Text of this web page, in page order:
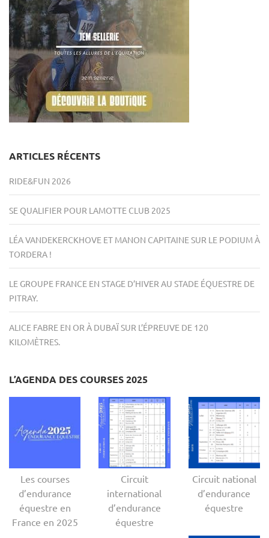
ARTICLES RÉCENTS
RIDE&FUN 2026
SE QUALIFIER POUR LAMOTTE CLUB 2025
LÉA VANDEKERCKHOVE ET MANON CAPITAINE SUR LE PODIUM À
TORDERA !
LE GROUPE FRANCE EN STAGE D’HIVER AU STADE ÉQUESTRE DE
PITRAY.
ALICE FABRE EN OR À DUBAÏ SUR L’ÉPREUVE DE 120
KILOMÈTRES.
L’AGENDA DES COURSES 2025
Les courses
d’endurance
équestre en
France en 2025
Circuit
international
d’endurance
équestre
Circuit national
d’endurance
équestre